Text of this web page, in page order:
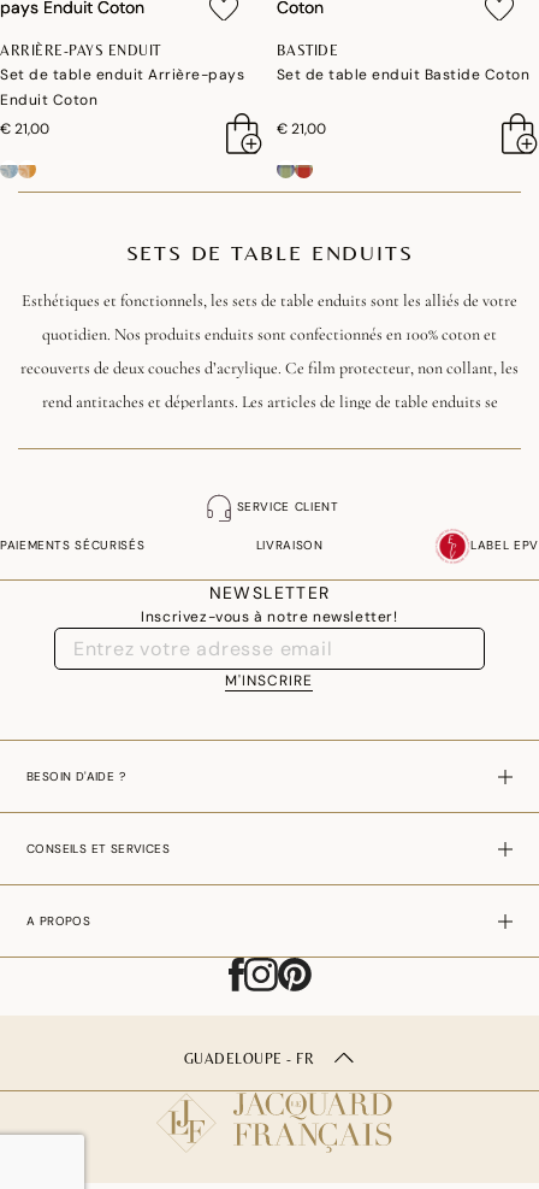
ARRIÈRE-PAYS ENDUIT
Set de table enduit Arrière-pays
Enduit Coton
€ 21,00
BASTIDE
Set de table enduit Bastide Coton
€ 21,00
SETS DE TABLE ENDUITS
Esthétiques et fonctionnels, les sets de table enduits sont les alliés de votre
quotidien. Nos produits enduits sont confectionnés en 100% coton et
recouverts de deux couches d’acrylique. Ce film protecteur, non collant, les
rend antitaches et déperlants. Les articles de linge de table enduits se
SERVICE CLIENT
PAIEMENTS SÉCURISÉS LIVRAISON LABEL EPV
NEWSLETTER
Inscrivez-vous à notre newsletter!
M'INSCRIRE
BESOIN D'AIDE ?
CONSEILS ET SERVICES
A PROPOS
GUADELOUPE - FR